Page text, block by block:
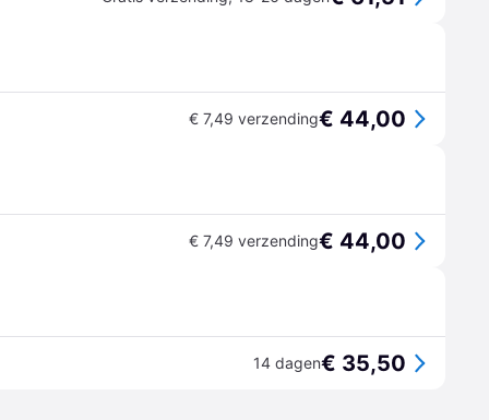
€ 7,49 verzending€ 44,00
€ 7,49 verzending€ 44,00
14 dagen€ 35,50